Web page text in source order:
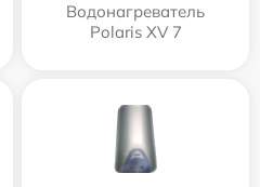
Водонагреватель
Polaris XV 7